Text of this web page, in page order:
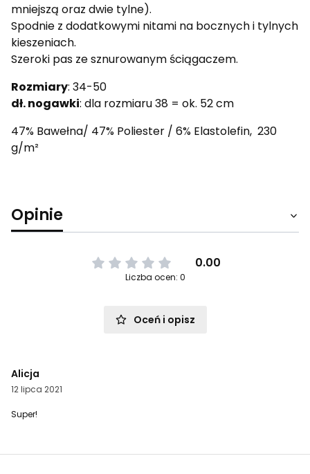
mniejszą oraz dwie tylne).
Spodnie z dodatkowymi nitami na bocznych i tylnych
kieszeniach.
Szeroki pas ze sznurowanym ściągaczem.
Rozmiary: 34-50
dł. nogawki: dla rozmiaru 38 = ok. 52 cm
47% Bawełna/ 47% Poliester / 6% Elastolefin, 230
g/m²
Opinie
0.00
Liczba ocen: 0
Oceń i opisz
Alicja
12 lipca 2021
Super!